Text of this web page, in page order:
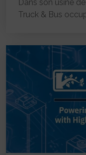
Dans son usine
Truck & Bus